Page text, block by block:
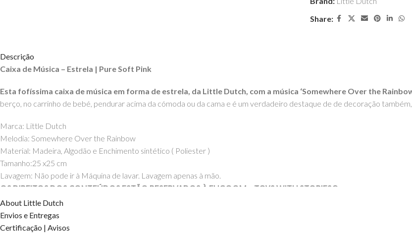
Share:
Descrição
Caixa de Música – Estrela | Pure Soft Pink
Esta fofíssima caixa de música em forma de estrela, da Little Dutch, com a música ‘Somewhere Over the
berço, no carrinho de bebé, pendurar acima da cómoda ou da cama e é um verdadeiro destaque de de decoração
Marca: Little Dutch
Melodia: Somewhere Over the Rainbow
Material: Madeira, Algodão e Enchimento sintético ( Poliester )
Tamanho:25 x25 cm
Lavagem: Não pode ir à Máquina de lavar. Lavagem apenas à mão.
OS DIREITOS DOS CONTEÚDOS ESTÃO RESERVADOS À EHGOOM – TOYS WITH STORIES®️
About Little Dutch
Envios e Entregas
Certificação | Avisos